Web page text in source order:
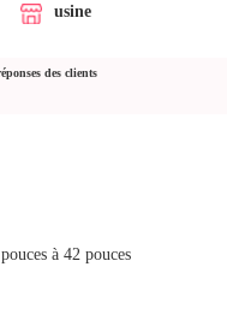
usine
des clients
à 42 pouces